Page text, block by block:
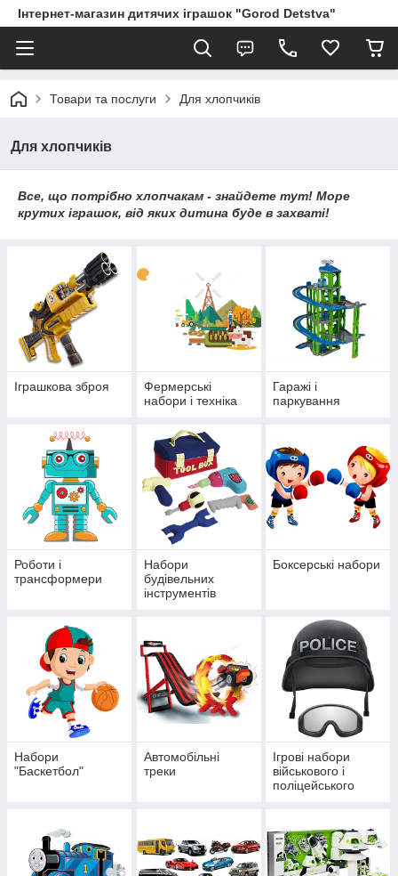
Інтернет-магазин дитячих іграшок "Gorod Detstva"
Товари та послуги Для хлопчиків
Для хлопчиків
Все, що потрібно хлопчакам - знайдете тут! Море
крутих іграшок, від яких дитина буде в захваті!
Іграшкова зброя
Фермерські
набори і техніка
Гаражі і
паркування
Роботи і
трансформери
Набори
будівельних
інструментів
Боксерські набори
Набори
"Баскетбол"
Автомобільні
треки
Ігрові набори
військового і
поліцейського